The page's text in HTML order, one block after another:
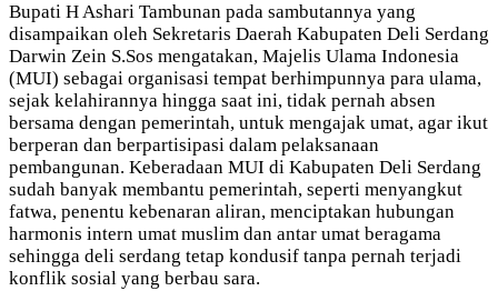
Bupati H Ashari Tambunan pada sambutannya yang
disampaikan oleh Sekretaris Daerah Kabupaten Deli Serdang
Darwin Zein S.Sos mengatakan, Majelis Ulama Indonesia
(MUI) sebagai organisasi tempat berhimpunnya para ulama,
sejak kelahirannya hingga saat ini, tidak pernah absen
bersama dengan pemerintah, untuk mengajak umat, agar ikut
berperan dan berpartisipasi dalam pelaksanaan
pembangunan. Keberadaan MUI di Kabupaten Deli Serdang
sudah banyak membantu pemerintah, seperti menyangkut
fatwa, penentu kebenaran aliran, menciptakan hubungan
harmonis intern umat muslim dan antar umat beragama
sehingga deli serdang tetap kondusif tanpa pernah terjadi
konflik sosial yang berbau sara.